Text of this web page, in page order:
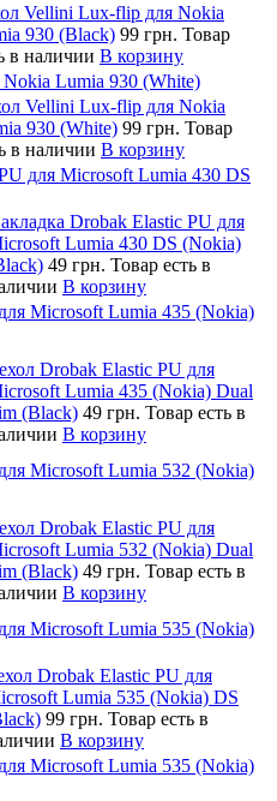
Vellini Lux-flip для Nokia
930 (Black) 99 грн. Товар
в наличии В корзину
Lumia 930 (White)
Vellini Lux-flip для Nokia
930 (White) 99 грн. Товар
в наличии В корзину
для Microsoft Lumia 430 DS
Drobak Elastic PU для
Lumia 430 DS (Nokia)
49 грн. Товар есть в
В корзину
Microsoft Lumia 435 (Nokia)
Drobak Elastic PU для
Lumia 435 (Nokia) Dual
(Black) 49 грн. Товар есть в
В корзину
Microsoft Lumia 532 (Nokia)
Drobak Elastic PU для
Lumia 532 (Nokia) Dual
(Black) 49 грн. Товар есть в
В корзину
Microsoft Lumia 535 (Nokia)
Drobak Elastic PU для
Lumia 535 (Nokia) DS
99 грн. Товар есть в
В корзину
Microsoft Lumia 535 (Nokia)